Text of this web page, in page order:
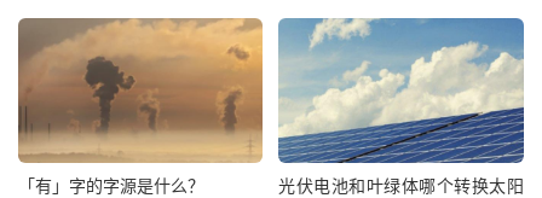
「有」字的字源是什么？
光伏电池和叶绿体哪个转换太阳